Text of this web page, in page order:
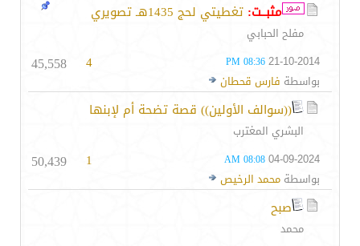
مثبــت: تغطيتي لحج 1435هـ تصويري
مفلح الحبابي
21-10-2014
08:36 PM
بواسطة فارس قحطان
4
45,558
((سوالف الأولين)) قصة تضحة أم لإبنها
البشري المغترب
04-09-2024
08:08 AM
بواسطة محمد الرخيص
1
50,439
صبح
محمد